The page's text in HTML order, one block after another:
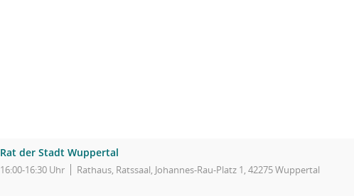
Rat der Stadt Wuppertal
16:00-16:30 Uhr Rathaus, Ratssaal, Johannes-Rau-Platz 1, 42275 Wuppertal